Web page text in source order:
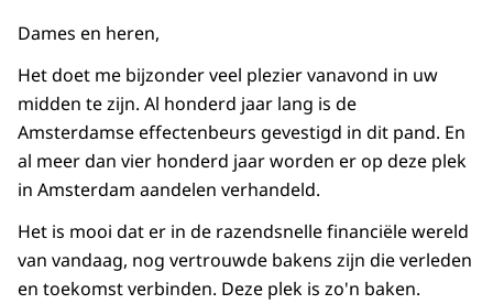
Dames en heren,
Het doet me bijzonder veel plezier vanavond in uw
midden te zijn. Al honderd jaar lang is de
Amsterdamse effectenbeurs gevestigd in dit pand. En
al meer dan vier honderd jaar worden er op deze plek
in Amsterdam aandelen verhandeld.
Het is mooi dat er in de razendsnelle financiële wereld
van vandaag, nog vertrouwde bakens zijn die verleden
en toekomst verbinden. Deze plek is zo'n baken.